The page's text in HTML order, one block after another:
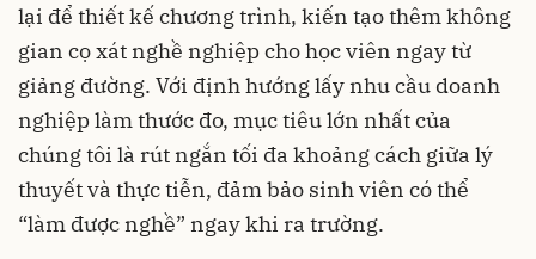
lại để thiết kế chương trình, kiến tạo thêm không
gian cọ xát nghề nghiệp cho học viên ngay từ
giảng đường. Với định hướng lấy nhu cầu doanh
nghiệp làm thước đo, mục tiêu lớn nhất của
chúng tôi là rút ngắn tối đa khoảng cách giữa lý
thuyết và thực tiễn, đảm bảo sinh viên có thể
“làm được nghề” ngay khi ra trường.